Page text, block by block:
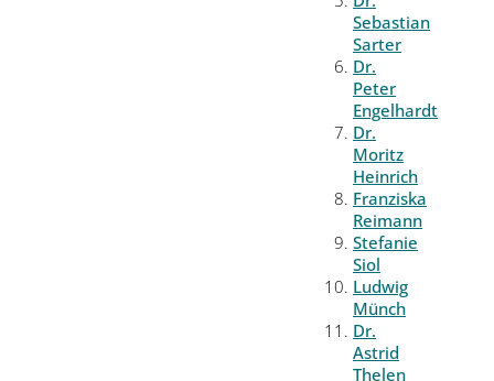
Sebastian
Sarter
Dr.
Peter
Engelhardt
Dr.
Moritz
Heinrich
Franziska
Reimann
Stefanie
Siol
Ludwig
Münch
Dr.
Astrid
Thelen